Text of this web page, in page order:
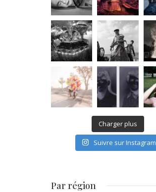
Charger plus
Suivre sur Instagram
Par région